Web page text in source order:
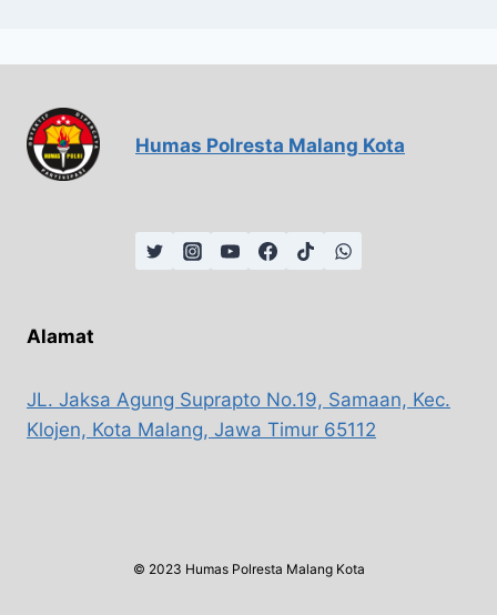
Humas Polresta Malang Kota
Alamat
JL. Jaksa Agung Suprapto No.19, Samaan, Kec.
Klojen, Kota Malang, Jawa Timur 65112
© 2023 Humas Polresta Malang Kota